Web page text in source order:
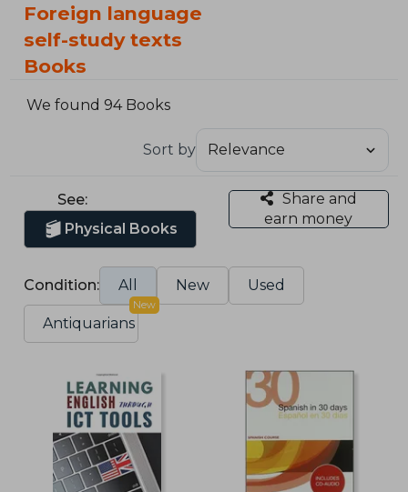
Foreign language
self-study texts
Books
We found 94 Books
Sort by
See:
Physical Books
Share and
earn money
Condition: All New Used
Antiquarians
New